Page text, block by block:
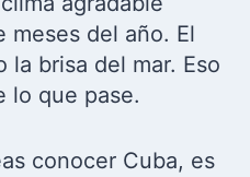
meses del año. El
la brisa del mar. Eso
lo que pase.
conocer Cuba, es